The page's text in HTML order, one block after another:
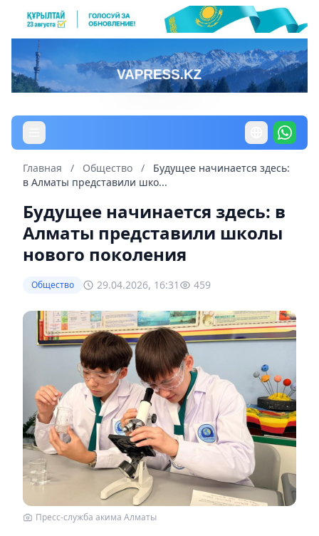
Главная / Общество /
Будущее начинается здесь:
в Алматы представили шко...
Будущее начинается здесь: в
Алматы представили школы
нового поколения
Общество 29.04.2026, 16:31 459
Пресс-служба акима Алматы